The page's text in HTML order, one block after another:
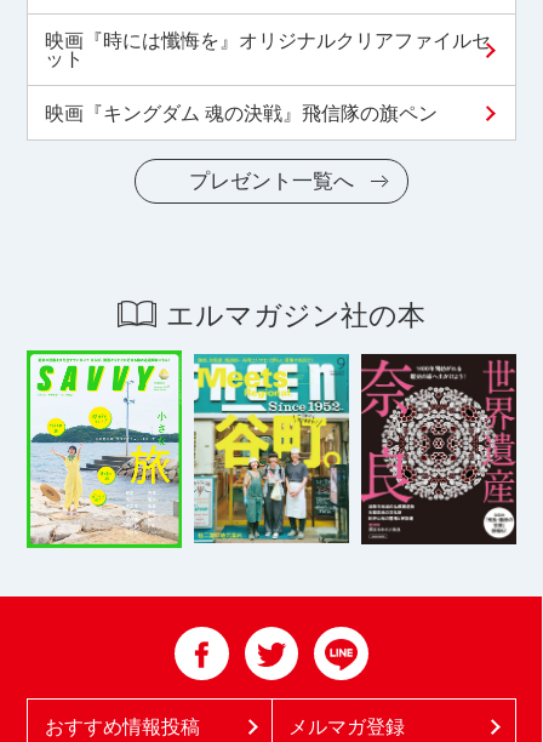
映画『時には懺悔を』オリジナルクリアファイルセ
ット
映画『キングダム 魂の決戦』飛信隊の旗ペン
プレゼント一覧へ
エルマガジン社の本
おすすめ情報投稿 メルマガ登録